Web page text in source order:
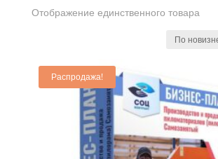
Отображение единственного товара
Распродажа!